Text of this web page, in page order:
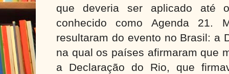
que deveria ser aplicado até
conhecido como Agenda 21.
resultaram do evento no Brasil: a
na qual os países afirmaram que
a Declaração do Rio, que